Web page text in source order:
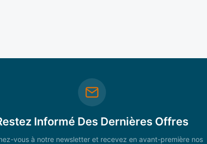
Informé Des Dernières Offres
vous à notre newsletter et recevez en avant-première nos